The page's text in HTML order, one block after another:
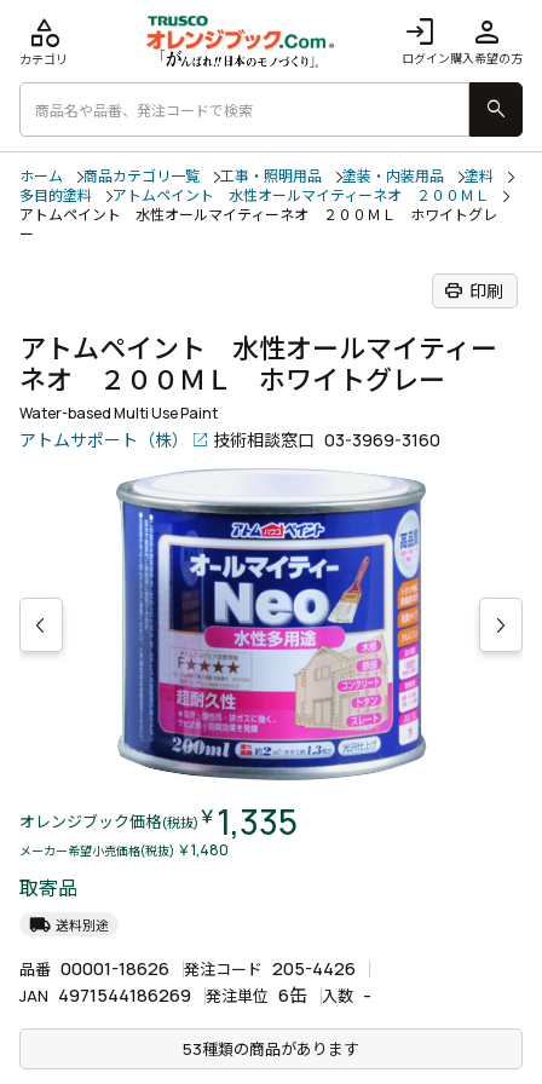
login
ログイン
person
購入希望の方
category
カテゴリ
search
ホーム 商品カテゴリ一覧 工事・照明用品 塗装・内装用品
塗料
多目的塗料
アトムペイント 水性オールマイティーネオ ２００ＭＬ
アトムペイント 水性オールマイティーネオ ２００ＭＬ ホワイトグレ
ー
print 印刷
アトムペイント 水性オールマイティー
ネオ ２００ＭＬ ホワイトグレー
Water-based Multi Use Paint
アトムサポート（株） 技術相談窓口 03-3969-3160
オレンジブック価格(税抜) ￥ 1,335
メーカー希望小売価格(税抜) ￥1,480
取寄品
local_shipping 送料別途
品番 00001-18626 発注コード 205-4426
JAN 4971544186269 発注単位 6缶 入数 -
53種類の商品があります